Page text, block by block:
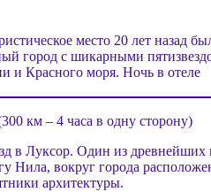
место 20 лет назад
город с шикарными
и Красного моря. Ночь в отеле
км – 4 часа в одну сторону)
в Луксор. Один из древнейших
Нила, вокруг города
архитектуры.